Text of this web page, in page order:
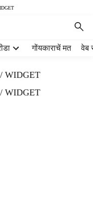
गोंयकाराचें मत वेब
WIDGET
WIDGET